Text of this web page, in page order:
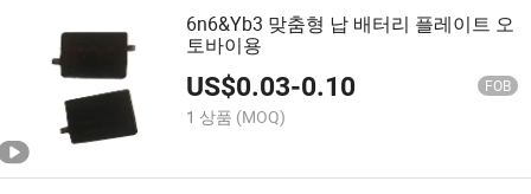
6n6&Yb3 맞춤형 납 배터리 플레이트 오
토바이용
US$0.03-0.10 FOB
1 상품 (MOQ)